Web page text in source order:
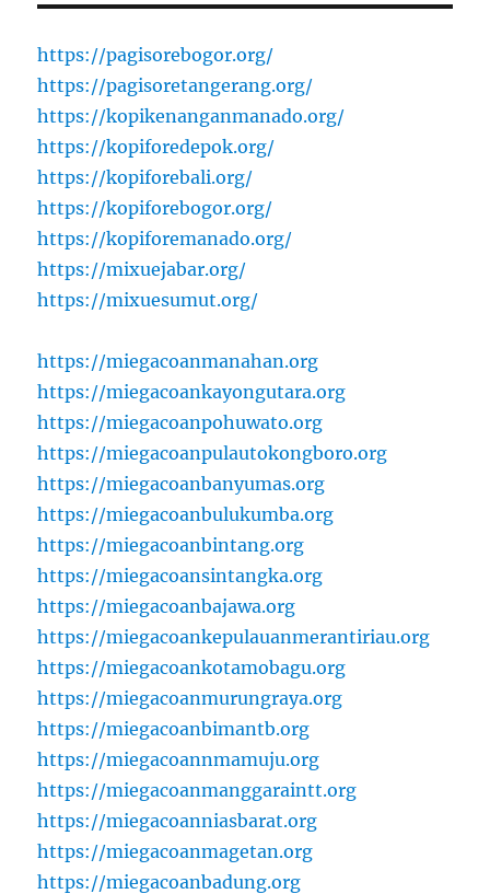
https://pagisorebogor.org/
https://pagisoretangerang.org/
https://kopikenanganmanado.org/
https://kopiforedepok.org/
https://kopiforebali.org/
https://kopiforebogor.org/
https://kopiforemanado.org/
https://mixuejabar.org/
https://mixuesumut.org/
https://miegacoanmanahan.org
https://miegacoankayongutara.org
https://miegacoanpohuwato.org
https://miegacoanpulautokongboro.org
https://miegacoanbanyumas.org
https://miegacoanbulukumba.org
https://miegacoanbintang.org
https://miegacoansintangka.org
https://miegacoanbajawa.org
https://miegacoankepulauanmerantiriau.org
https://miegacoankotamobagu.org
https://miegacoanmurungraya.org
https://miegacoanbimantb.org
https://miegacoannmamuju.org
https://miegacoanmanggaraintt.org
https://miegacoanniasbarat.org
https://miegacoanmagetan.org
https://miegacoanbadung.org